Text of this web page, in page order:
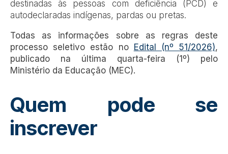
destinadas às pessoas com deficiência (PCD) e
autodeclaradas indígenas, pardas ou pretas.
Todas as informações sobre as regras deste
processo seletivo estão no Edital (nº 51/2026),
publicado na última quarta-feira (1º) pelo
Ministério da Educação (MEC).
Quem pode se
inscrever